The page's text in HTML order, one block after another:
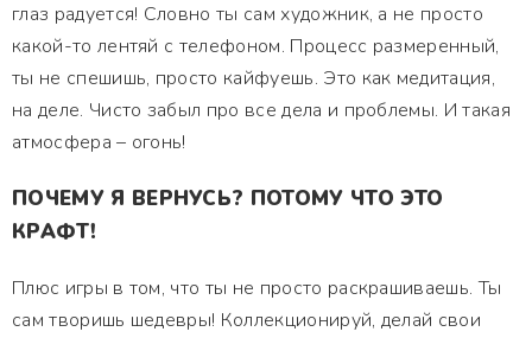
глаз радуется! Словно ты сам художник, а не просто
какой-то лентяй с телефоном. Процесс размеренный,
ты не спешишь, просто кайфуешь. Это как медитация,
на деле. Чисто забыл про все дела и проблемы. И такая
атмосфера – огонь!
ПОЧЕМУ Я ВЕРНУСЬ? ПОТОМУ ЧТО ЭТО
КРАФТ!
Плюс игры в том, что ты не просто раскрашиваешь. Ты
сам творишь шедевры! Коллекционируй, делай свои